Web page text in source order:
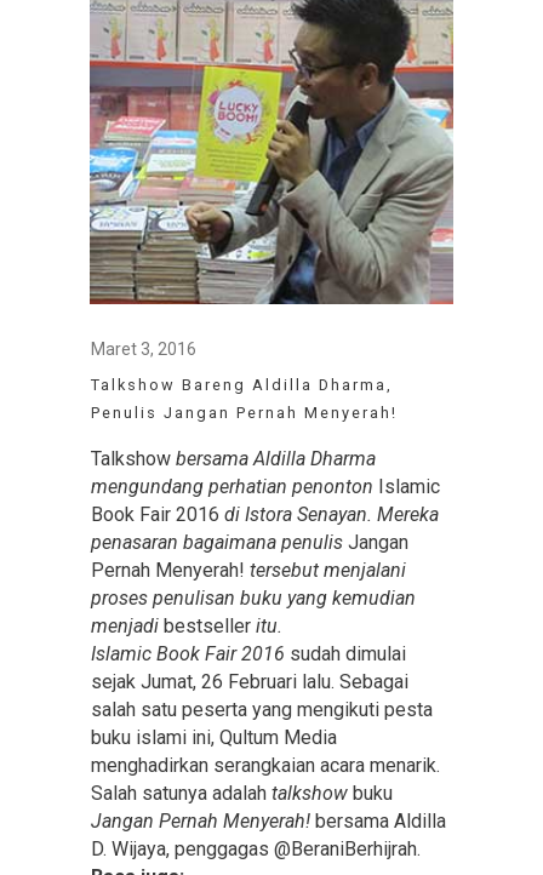
Maret 3, 2016
Talkshow Bareng Aldilla Dharma,
Penulis Jangan Pernah Menyerah!
Talkshow bersama Aldilla Dharma
mengundang perhatian penonton Islamic
Book Fair 2016 di Istora Senayan. Mereka
penasaran bagaimana penulis Jangan
Pernah Menyerah! tersebut menjalani
proses penulisan buku yang kemudian
menjadi bestseller itu.
Islamic Book Fair 2016 sudah dimulai
sejak Jumat, 26 Februari lalu. Sebagai
salah satu peserta yang mengikuti pesta
buku islami ini, Qultum Media
menghadirkan serangkaian acara menarik.
Salah satunya adalah talkshow buku
Jangan Pernah Menyerah! bersama Aldilla
D. Wijaya, penggagas @BeraniBerhijrah.